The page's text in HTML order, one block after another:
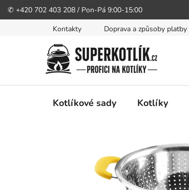
✆ +420 702 403 208 / Pon-Pá 9:00-15:00
Kontakty Doprava a způsoby platby
Kotlíkové sady Kotlíky